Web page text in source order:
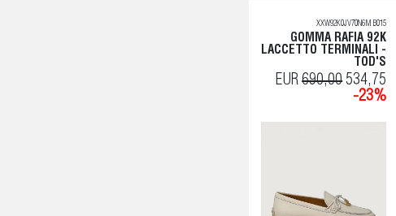
XXW92K0JV70N6M B015
GOMMA RAFIA 92K
LACCETTO TERMINALI -
TOD'S
EUR690,00534,75
-23%